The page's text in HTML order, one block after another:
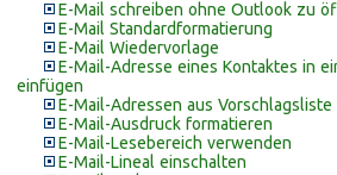
E-Mail schreiben ohne Outlook zu
E-Mail Standardformatierung
E-Mail Wiedervorlage
E-Mail-Adresse eines Kontaktes in
einfügen
E-Mail-Adressen aus Vorschlagsliste
E-Mail-Ausdruck formatieren
E-Mail-Lesebereich verwenden
E-Mail-Lineal einschalten